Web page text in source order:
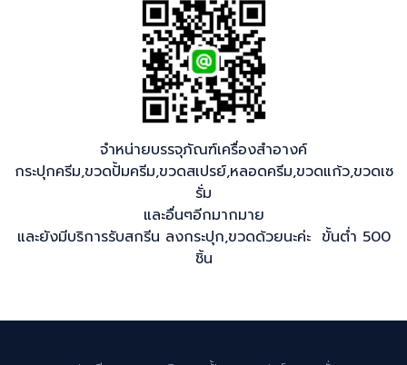
จำหน่ายบรรจุภัณฑ์เครื่องสำอางค์
กระปุกครีม,ขวดปั้มครีม,ขวดสเปรย์,หลอดครีม,ขวดแก้ว,ขวดเซ
รั่ม
และอื่นๆอีกมากมาย
และยังมีบริการรับสกรีน ลงกระปุก,ขวดด้วยนะค่ะ ขั้นต่ำ 500
ชิ้น